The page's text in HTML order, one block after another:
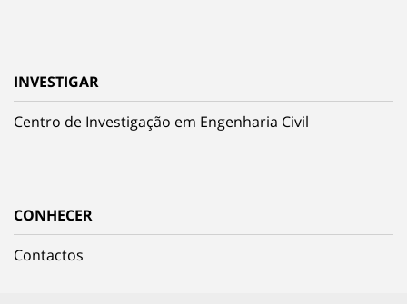
INVESTIGAR
Centro de Investigação em Engenharia Civil
CONHECER
Contactos